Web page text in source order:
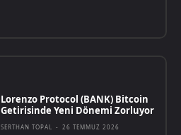
Lorenzo Protocol (BANK) Bitcoin
Getirisinde Yeni Dönemi Zorluyor
SERTHAN TOPAL - 26 TEMMUZ 2026